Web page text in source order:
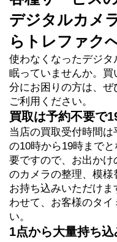
デジタルカメ
らトレファク
使わなくなったデジ
眠っていませんか。
分にお困りの方は、
ご利用ください。
買取は予約不要で
当店の買取受付時間は
の10時から19時まで
要ですので、お出か
のカメラの整理、模
お持ち込みいただけ
わせて、お客様のタイ
い。
1点から大量持ち